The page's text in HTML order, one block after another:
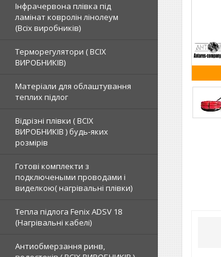
Інфрачервона плівка під
ламінат ковролін лінолеум
(Всіх виробників)
Терморегулятори ( ВСІХ
ВИРОБНИКІВ)
Матеріали для облаштування
теплих підлог
Відрізні плівки ( ВСІХ
ВИРОБНИКІВ ) будь-яких
розмірів
Готові комплекти з
подключеными проводами і
виделкою( нагрівальні плівки)
Тепла підлога Fenix ADSV 18
(Нагрівальні кабелі)
Антиобмерзання ринв,